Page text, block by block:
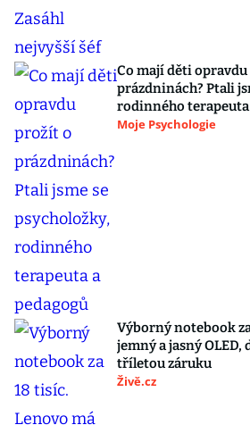
Co mají děti
prázdninách? Ptali
rodinného terapeuta
Moje Psychologie
Výborný notebook
jemný a jasný
tříletou záruku
Živě.cz